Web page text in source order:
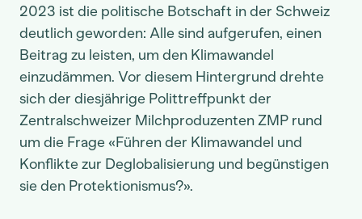
2023 ist die politische Botschaft in der Schweiz
deutlich geworden: Alle sind aufgerufen, einen
Beitrag zu leisten, um den Klimawandel
einzudämmen. Vor diesem Hintergrund drehte
sich der diesjährige Polittreffpunkt der
Zentralschweizer Milchproduzenten ZMP rund
um die Frage «Führen der Klimawandel und
Konflikte zur Deglobalisierung und begünstigen
sie den Protektionismus?».